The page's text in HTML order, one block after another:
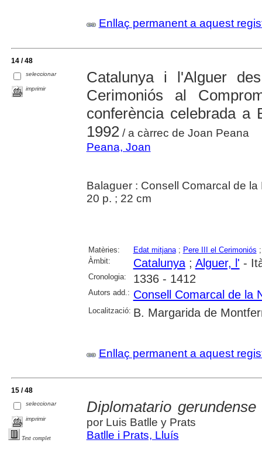
Enllaç permanent a aquest
14 / 48
seleccionar
imprimir
Catalunya i l'Alguer
Cerimoniós al
conferència celebrada
1992/ a càrrec de Joan Peana
Peana, Joan
Balaguer : Consell Comarcal de
20 p. ; 22 cm
Matèries: Edat mitjana; Pere III el Cerimoniós
Àmbit:
Catalunya; Alguer, l' -
Cronologia: 1336 - 1412
Autors add.: Consell Comarcal de la
Localització: B. Margarida de
Enllaç permanent a aquest
15 / 48
seleccionar
imprimir
Text complet
Diplomatario
por Luis Batlle y Prats
Batlle i Prats, Lluís